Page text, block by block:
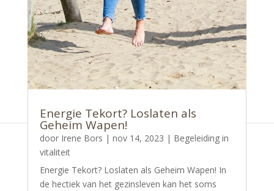
Energie Tekort? Loslaten als
Geheim Wapen!
door Irene Bors | nov 14, 2023 | Begeleiding in
vitaliteit
Energie Tekort? Loslaten als Geheim Wapen! In
de hectiek van het gezinsleven kan het soms